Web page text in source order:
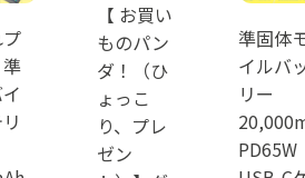
プ
【 お買い
ものパン
ダ！（ひ
ょっこ
り、プレ
ゼン
準固体
イルバ
リー
PD65W